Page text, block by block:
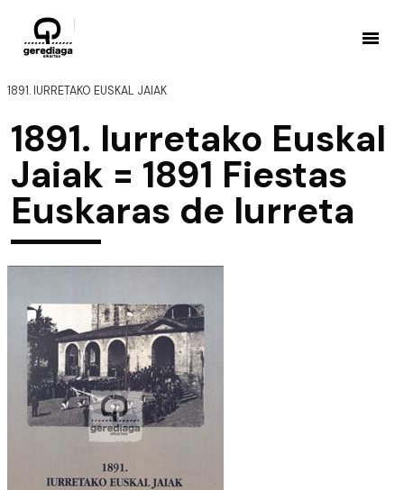
1891. IURRETAKO EUSKAL JAIAK
1891. Iurretako Euskal
Jaiak = 1891 Fiestas
Euskaras de Iurreta